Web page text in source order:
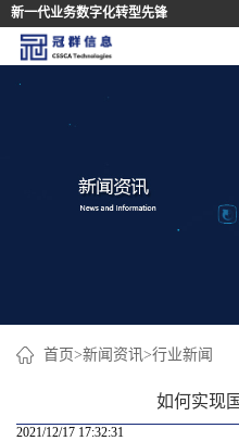
新一代业务数字化转型先锋
首
首页>新闻资讯>行业新闻
如何实现
2021/12/17 17:32:31